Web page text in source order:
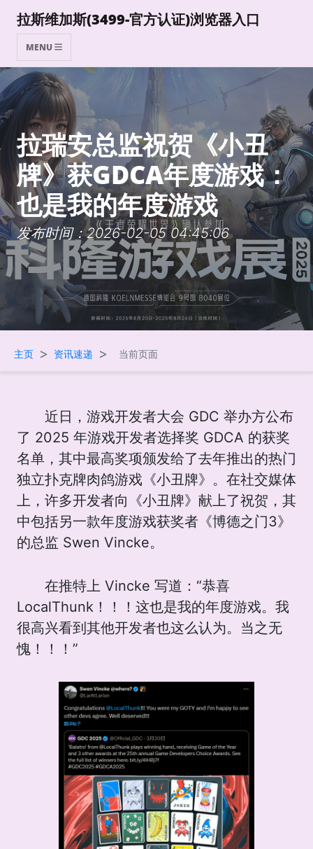
拉斯维加斯(3499-官方认证)浏览器入口
MENU
拉瑞安总监祝贺《小丑
牌》获GDCA年度游戏：
也是我的年度游戏
发布时间：2026-02-05 04:45:06
主页 > 资讯速递 > 当前页面
近日，游戏开发者大会 GDC 举办方公布
了 2025 年游戏开发者选择奖 GDCA 的获奖
名单，其中最高奖项颁发给了去年推出的热门
独立扑克牌肉鸽游戏《小丑牌》。在社交媒体
上，许多开发者向《小丑牌》献上了祝贺，其
中包括另一款年度游戏获奖者《博德之门3》
的总监 Swen Vincke。
在推特上 Vincke 写道：“恭喜
LocalThunk！！！这也是我的年度游戏。我
很高兴看到其他开发者也这么认为。当之无
愧！！！”